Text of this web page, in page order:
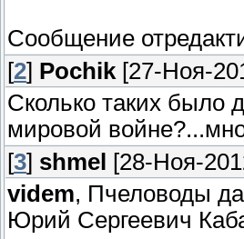
Сообщение
[2] Pochik [27-Ноя-
Сколько таких было
мировой
[3] shmel
[28-Ноя-
videm, Пчеловоды
Юрий Сергеевич